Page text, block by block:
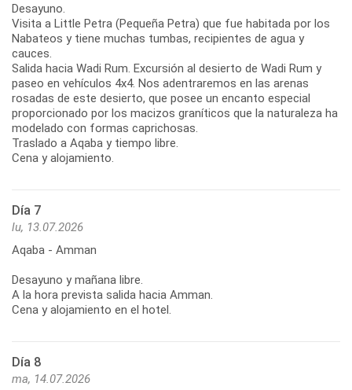
Desayuno.
Visita a Little Petra (Pequeña Petra) que fue habitada por los
Nabateos y tiene muchas tumbas, recipientes de agua y
cauces.
Salida hacia Wadi Rum. Excursión al desierto de Wadi Rum y
paseo en vehículos 4x4. Nos adentraremos en las arenas
rosadas de este desierto, que posee un encanto especial
proporcionado por los macizos graníticos que la naturaleza ha
modelado con formas caprichosas.
Traslado a Aqaba y tiempo libre.
Cena y alojamiento.
Día 7
lu, 13.07.2026
Aqaba - Amman
Desayuno y mañana libre.
A la hora prevista salida hacia Amman.
Cena y alojamiento en el hotel.
Día 8
ma, 14.07.2026